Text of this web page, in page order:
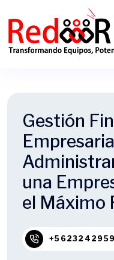
Gestión
una
el Máximo